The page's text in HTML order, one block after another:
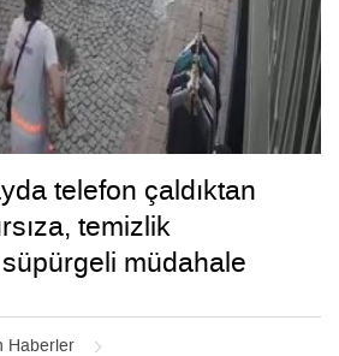
Haberler
telefon çaldıktan
temizlik
müdahale